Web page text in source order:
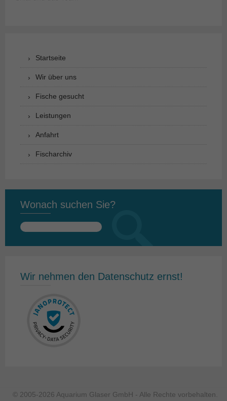
Startseite
Wir über uns
Fische gesucht
Leistungen
Anfahrt
Fischarchiv
Wonach suchen Sie?
Suchen
Wir nehmen den Datenschutz ernst!
© 2005-2026 Aquarium Glaser GmbH - Alle Rechte vorbehalten.